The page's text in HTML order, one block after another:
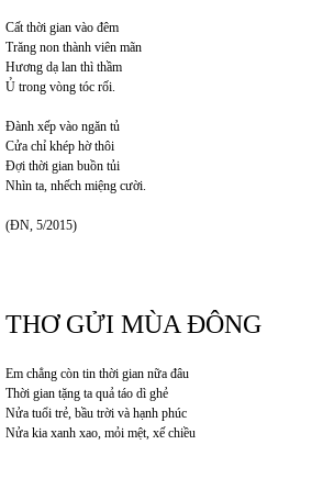
Cất thời gian vào đêm
Trăng non thành viên mãn
Hương dạ lan thì thầm
Ủ trong vòng tóc rối.
Đành xếp vào ngăn tủ
Cửa chỉ khép hờ thôi
Đợi thời gian buồn tủi
Nhìn ta, nhếch miệng cười.
(ĐN, 5/2015)
THƠ GỬI MÙA ĐÔNG
Em chẳng còn tin thời gian nữa đâu
Thời gian tặng ta quả táo dì ghẻ
Nửa tuổi trẻ, bầu trời và hạnh phúc
Nửa kia xanh xao, mỏi mệt, xế chiều